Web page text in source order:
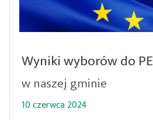
Wyniki wyborów do PE
w naszej gminie
10 czerwca 2024